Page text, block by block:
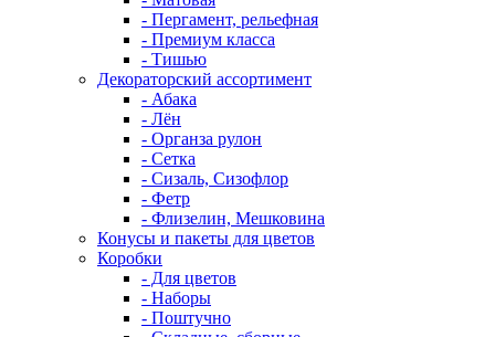
- Пергамент, рельефная
- Премиум класса
- Тишью
Декораторский ассортимент
- Абака
- Лён
- Органза рулон
- Сетка
- Сизаль, Сизофлор
- Фетр
- Флизелин, Мешковина
Конусы и пакеты для цветов
Коробки
- Для цветов
- Наборы
- Поштучно